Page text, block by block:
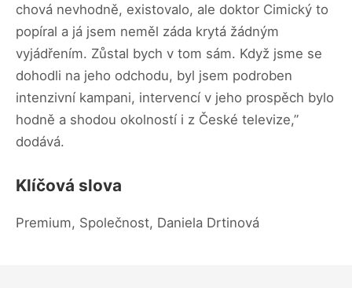
chová nevhodně, existovalo, ale doktor Cimický to
popíral a já jsem neměl záda krytá žádným
vyjádřením. Zůstal bych v tom sám. Když jsme se
dohodli na jeho odchodu, byl jsem podroben
intenzivní kampani, intervencí v jeho prospěch bylo
hodně a shodou okolností i z České televize,”
dodává.
Klíčová slova
Premium, Společnost, Daniela Drtinová